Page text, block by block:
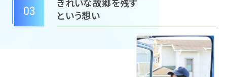
という想い